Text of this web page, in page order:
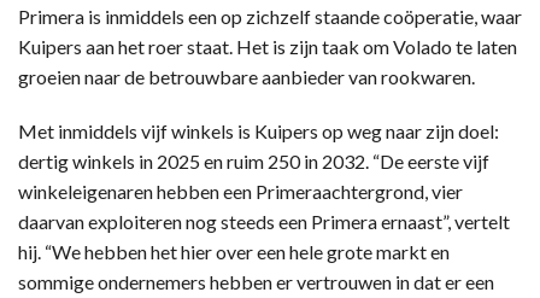
Primera is inmiddels een op zichzelf staande coöperatie, waar
Kuipers aan het roer staat. Het is zijn taak om Volado te laten
groeien naar de betrouwbare aanbieder van rookwaren.
Met inmiddels vijf winkels is Kuipers op weg naar zijn doel:
dertig winkels in 2025 en ruim 250 in 2032. “De eerste vijf
winkeleigenaren hebben een Primeraachtergrond, vier
daarvan exploiteren nog steeds een Primera ernaast”, vertelt
hij. “We hebben het hier over een hele grote markt en
sommige ondernemers hebben er vertrouwen in dat er een